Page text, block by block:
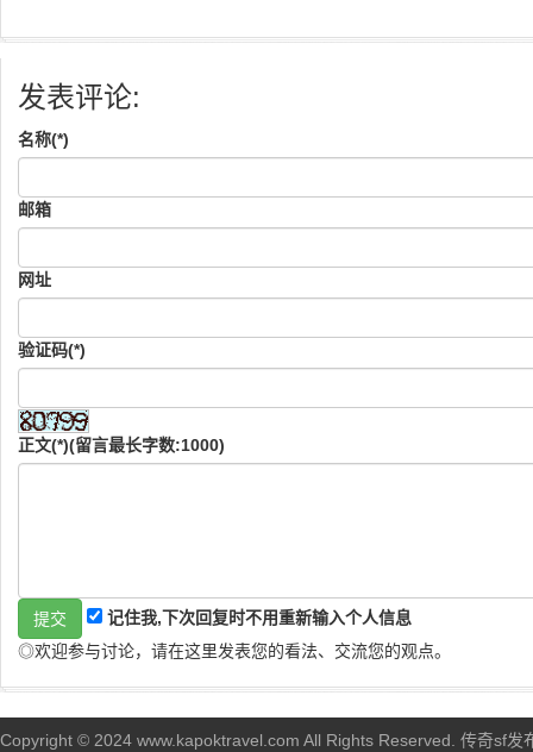
发表评论:
名称(*)
邮箱
网址
验证码(*)
正文(*)(留言最长字数:1000)
记住我,下次回复时不用重新输入个人信息
◎欢迎参与讨论，请在这里发表您的看法、交流您的观点。
Copyright © 2024 www.kapoktravel.com All Rights Reserved. 传奇sf发